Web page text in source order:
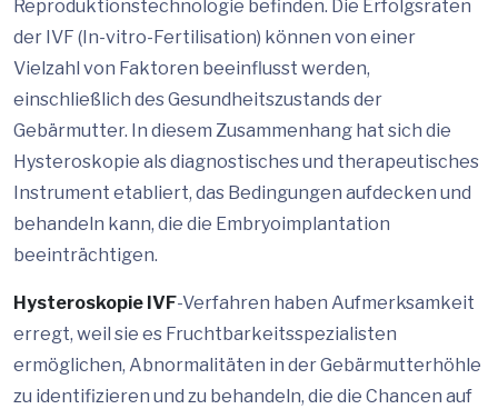
Reproduktionstechnologie befinden. Die Erfolgsraten
der IVF (In-vitro-Fertilisation) können von einer
Vielzahl von Faktoren beeinflusst werden,
einschließlich des Gesundheitszustands der
Gebärmutter. In diesem Zusammenhang hat sich die
Hysteroskopie als diagnostisches und therapeutisches
Instrument etabliert, das Bedingungen aufdecken und
behandeln kann, die die Embryoimplantation
beeinträchtigen.
Hysteroskopie IVF-Verfahren haben Aufmerksamkeit
erregt, weil sie es Fruchtbarkeitsspezialisten
ermöglichen, Abnormalitäten in der Gebärmutterhöhle
zu identifizieren und zu behandeln, die die Chancen auf